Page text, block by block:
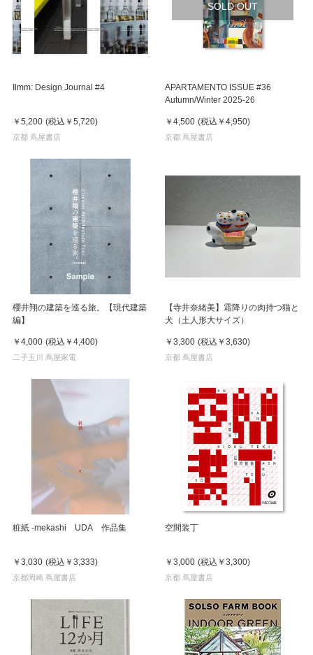
Ilmm: Design Journal #4
￥5,200 (税込 ￥5,720)
京都 蔦屋書店
SOLD OUT
APARTAMENTO ISSUE #36
Autumn/Winter 2025-26
￥4,500 (税込 ￥4,950)
京都 蔦屋書店
櫻井翔の建築を巡る旅。【現代建築
編】
￥4,000 (税込 ￥4,400)
二子玉川 蔦屋家電
【寺井奈緒美】霜降りの肉持つ猫と
犬（土人形大サイズ）
￥3,300 (税込 ￥3,630)
京都 蔦屋書店
粧紙 -mekashi UDA 作品集
￥3,030 (税込 ￥3,333)
京都岡崎 蔦屋書店
空間装丁
￥3,000 (税込 ￥3,300)
京都 蔦屋書店